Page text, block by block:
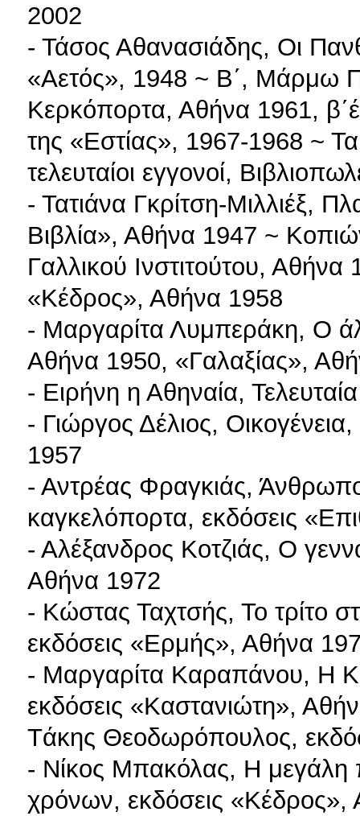
2002
- Τάσος Αθανασιάδης, Οι
«Αετός», 1948 ~ Β΄, Μάρμω
Κερκόπορτα, Αθήνα 1961,
της «Εστίας», 1967-1968 ~
τελευταίοι εγγονοί,
- Τατιάνα Γκρίτση-Μιλλιέξ,
Βιβλία», Αθήνα 1947 ~
Γαλλικού Ινστιτούτου,
«Κέδρος», Αθήνα 1958
- Μαργαρίτα Λυμπεράκη, Ο
Αθήνα 1950, «Γαλαξίας»,
- Ειρήνη η Αθηναία,
- Γιώργος Δέλιος,
1957
- Αντρέας Φραγκιάς,
καγκελόπορτα, εκδόσεις
- Αλέξανδρος Κοτζιάς, Ο
Αθήνα 1972
- Κώστας Ταχτσής, Το τρίτο
εκδόσεις «Ερμής», Αθήνα
- Μαργαρίτα Καραπάνου, Η
εκδόσεις «Καστανιώτη»,
Tάκης Θεοδωρόπουλος,
- Νίκος Μπακόλας, Η μεγάλη
χρόνων, εκδόσεις «Κέδρος»,